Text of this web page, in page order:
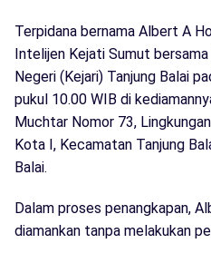
Terpidana bernama Albert A
Intelijen Kejati Sumut
Negeri (Kejari) Tanjung Balai
pukul 10.00 WIB di
Muchtar Nomor 73,
Kota I, Kecamatan Tanjung
Balai.
Dalam proses penangkapan,
diamankan tanpa melakukan